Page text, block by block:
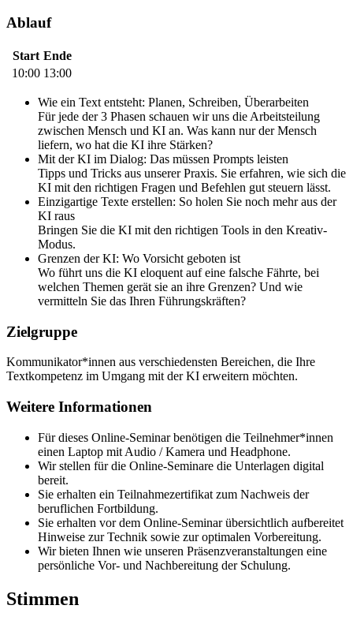
Ablauf
Start Ende
10:00 13:00
Wie ein Text entsteht: Planen, Schreiben, Überarbeiten
Für jede der 3 Phasen schauen wir uns die Arbeitsteilung
zwischen Mensch und KI an. Was kann nur der Mensch
liefern, wo hat die KI ihre Stärken?
Mit der KI im Dialog: Das müssen Prompts leisten
Tipps und Tricks aus unserer Praxis. Sie erfahren, wie sich die
KI mit den richtigen Fragen und Befehlen gut steuern lässt.
Einzigartige Texte erstellen: So holen Sie noch mehr aus der
KI raus
Bringen Sie die KI mit den richtigen Tools in den Kreativ-
Modus.
Grenzen der KI: Wo Vorsicht geboten ist
Wo führt uns die KI eloquent auf eine falsche Fährte, bei
welchen Themen gerät sie an ihre Grenzen? Und wie
vermitteln Sie das Ihren Führungskräften?
Zielgruppe
Kommunikator*innen aus verschiedensten Bereichen, die Ihre
Textkompetenz im Umgang mit der KI erweitern möchten.
Weitere Informationen
Für dieses Online-Seminar benötigen die Teilnehmer*innen
einen Laptop mit Audio / Kamera und Headphone.
Wir stellen für die Online-Seminare die Unterlagen digital
bereit.
Sie erhalten ein Teilnahmezertifikat zum Nachweis der
beruflichen Fortbildung.
Sie erhalten vor dem Online-Seminar übersichtlich aufbereitet
Hinweise zur Technik sowie zur optimalen Vorbereitung.
Wir bieten Ihnen wie unseren Präsenzveranstaltungen eine
persönliche Vor- und Nachbereitung der Schulung.
Stimmen